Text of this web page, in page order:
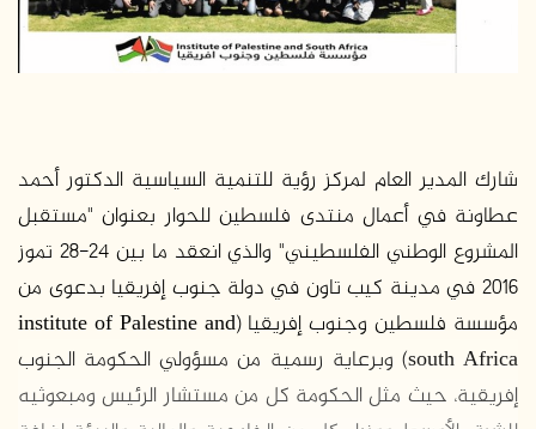
إ
ل
ن
ي
ا
شارك المدير العام لمركز رؤية للتنمية السياسية الدكتور أحمد
عطاونة في أعمال منتدى فلسطين للحوار بعنوان "مستقبل
المشروع الوطني الفلسطيني" والذي انعقد ما بين 24-28 تموز
2016 في مدينة كيب تاون في دولة جنوب إفريقيا بدعوى من
مؤسسة فلسطين وجنوب إفريقيا (institute of Palestine and
south Africa) وبرعاية رسمية من مسؤولي الحكومة الجنوب
إفريقية، حيث مثل الحكومة كل من مستشار الرئيس ومبعوثيه